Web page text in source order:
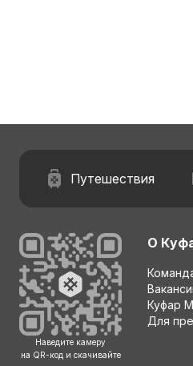
Путешествия
Наведите камеру
на QR-код и скачивайте
О
Куфар
Для